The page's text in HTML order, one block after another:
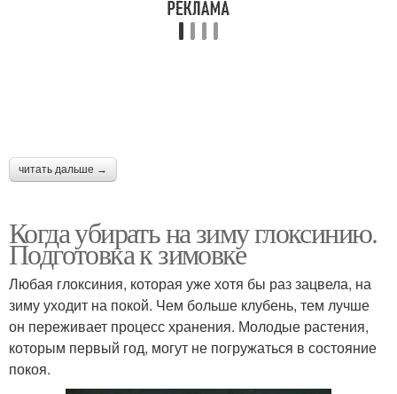
читать дальше →
Когда убирать на зиму глоксинию.
Подготовка к зимовке
Любая глоксиния, которая уже хотя бы раз зацвела, на
зиму уходит на покой. Чем больше клубень, тем лучше
он переживает процесс хранения. Молодые растения,
которым первый год, могут не погружаться в состояние
покоя.